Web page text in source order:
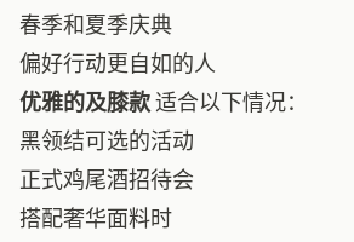
春季和夏季庆典
偏好行动更自如的人
优雅的及膝款适合以下情况：
黑领结可选的活动
正式鸡尾酒招待会
搭配奢华面料时